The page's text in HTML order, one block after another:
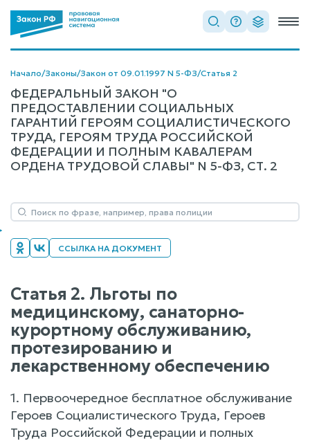
Начало/Законы/Закон от 09.01.1997 N 5-ФЗ/Статья 2
ФЕДЕРАЛЬНЫЙ ЗАКОН "О
ПРЕДОСТАВЛЕНИИ СОЦИАЛЬНЫХ
ГАРАНТИЙ ГЕРОЯМ СОЦИАЛИСТИЧЕСКОГО
ТРУДА, ГЕРОЯМ ТРУДА РОССИЙСКОЙ
ФЕДЕРАЦИИ И ПОЛНЫМ КАВАЛЕРАМ
ОРДЕНА ТРУДОВОЙ СЛАВЫ" N 5-ФЗ, СТ. 2
ССЫЛКА НА ДОКУМЕНТ
Статья 2. Льготы по
медицинскому, санаторно-
курортному обслуживанию,
протезированию и
лекарственному обеспечению
1. Первоочередное бесплатное обслуживание
Героев Социалистического Труда, Героев
Труда Российской Федерации и полных